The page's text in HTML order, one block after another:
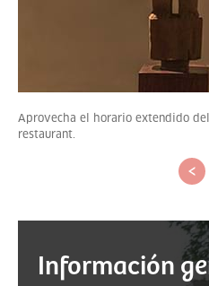
Aprovecha el horario extendido
restaurant.
‹
Información